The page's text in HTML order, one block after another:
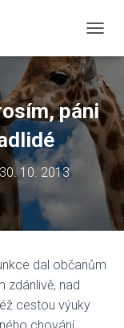
Ř
E
P
N
O
U
T
N
I
páni
30. 10. 2013
dal občanům
zdánlivě, nad
cestou výuky